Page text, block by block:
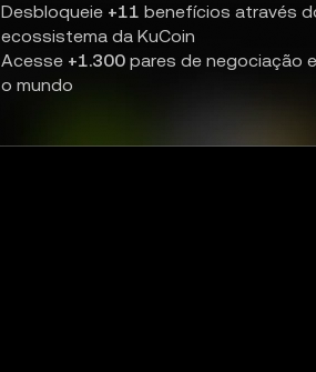
Desbloqueie +11 benefícios através
ecossistema da KuCoin
Acesse +1.300pares de negociação
o mundo